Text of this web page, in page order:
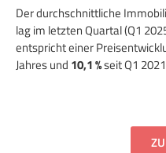
Der durchschnittliche
lag im letzten Quartal (Q1
entspricht einer
Jahres und 10,1 %seit Q1